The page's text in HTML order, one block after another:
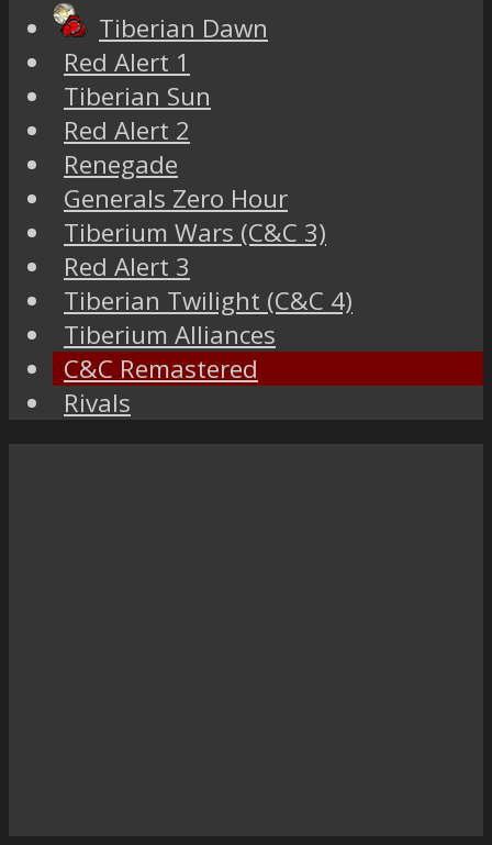
Tiberian Dawn
Red Alert 1
Tiberian Sun
Red Alert 2
Renegade
Generals Zero Hour
Tiberium Wars (C&C 3)
Red Alert 3
Tiberian Twilight (C&C 4)
Tiberium Alliances
C&C Remastered
Rivals